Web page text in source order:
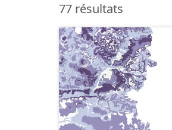
77 résultats